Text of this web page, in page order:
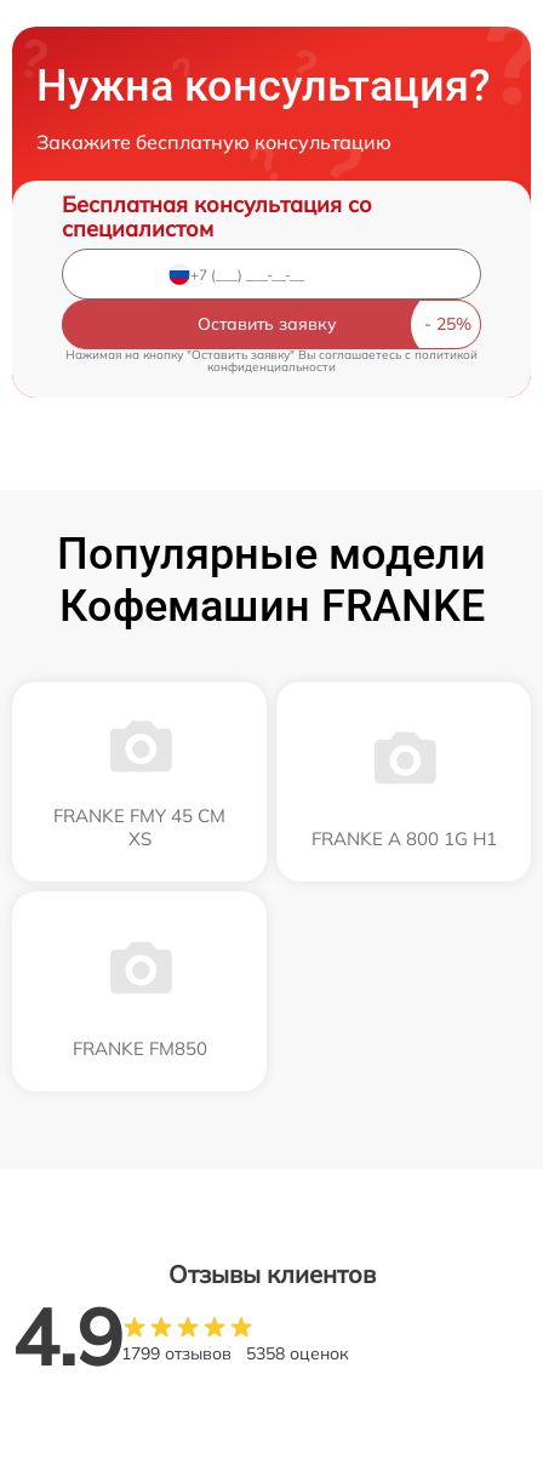
Нужна консультация?
Закажите бесплатную консультацию
Бесплатная консультация со
специалистом
Оставить заявку
Нажимая на кнопку "Оставить заявку" Вы соглашаетесь cполитикой
конфиденциальности
Популярные модели
Кофемашин FRANKE
FRANKE FMY 45 CM
XS
FRANKE A 800 1G H1
FRANKE FM850
Отзывы клиентов
4.91799 отзывов 5358 оценок